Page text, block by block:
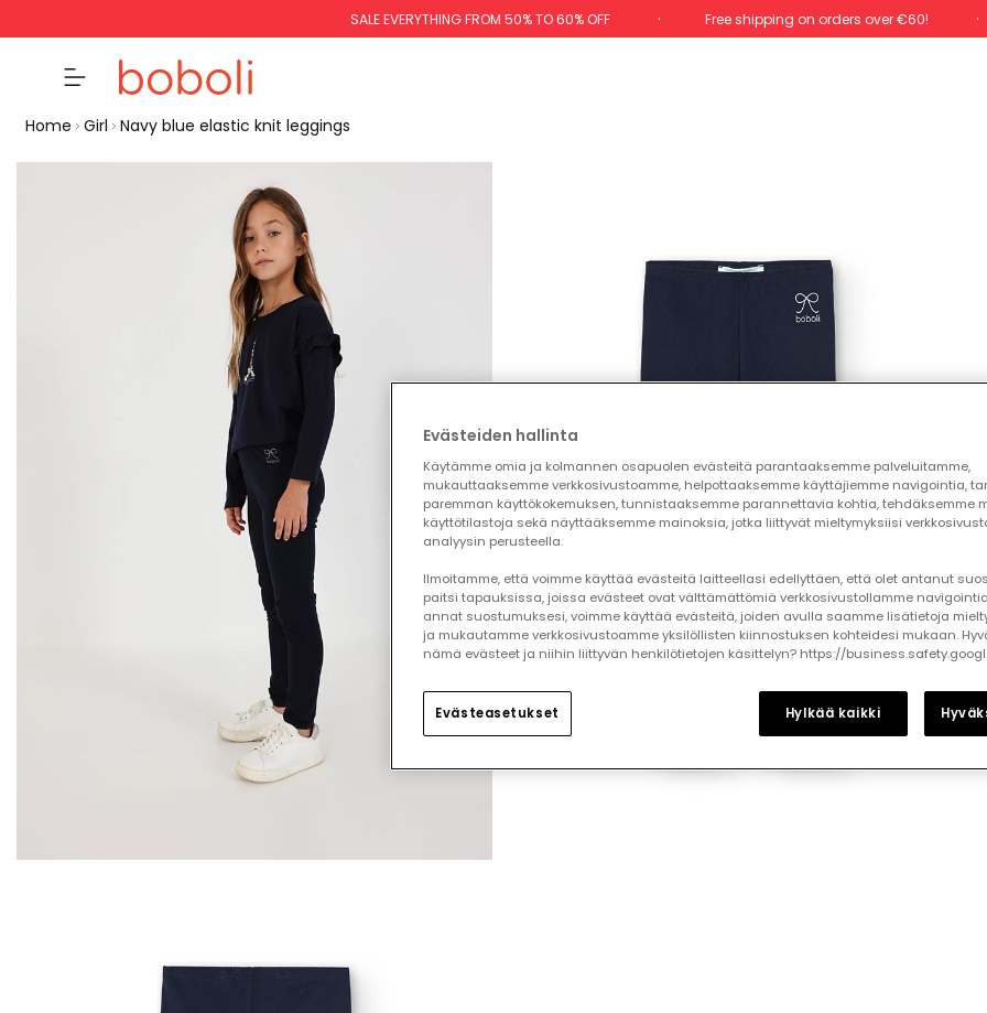
SALE EVERYTHING FROM 50% TO 60% OFF Free shipping on orders over €60!
Home Girl Navy blue elastic knit leggings
Evästeiden hallinta
Käytämme omia ja kolmannen osapuolen evästeitä parantaaksemme palveluitamme,
mukauttaaksemme verkkosivustoamme, helpottaaksemme käyttäjiemme navigointia,
paremman käyttökokemuksen, tunnistaaksemme parannettavia kohtia, tehdäksemme
käyttötilastoja sekä näyttääksemme mainoksia, jotka liittyvät mieltymyksiisi
analyysin perusteella.
Ilmoitamme, että voimme käyttää evästeitä laitteellasi edellyttäen, että olet antanut
paitsi tapauksissa, joissa evästeet ovat välttämättömiä verkkosivustollamme
annat suostumuksesi, voimme käyttää evästeitä, joiden avulla saamme lisätietoja
ja mukautamme verkkosivustoamme yksilöllisten kiinnostuksen kohteidesi mukaan.
nämä evästeet ja niihin liittyvän henkilötietojen käsittelyn? https://
Evästeasetukset Hylkää kaikki